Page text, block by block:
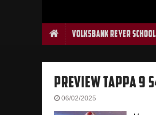
HomeVolksbank Reyer School
PREVIEW TAPPA 9
06/02/2025